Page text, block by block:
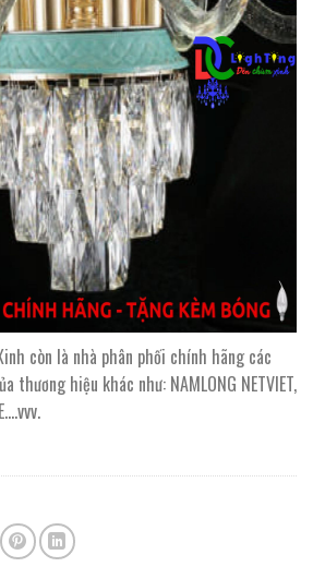
còn là nhà phân phối chính hãng các
thương hiệu khác như: NAMLONG NETVIET,